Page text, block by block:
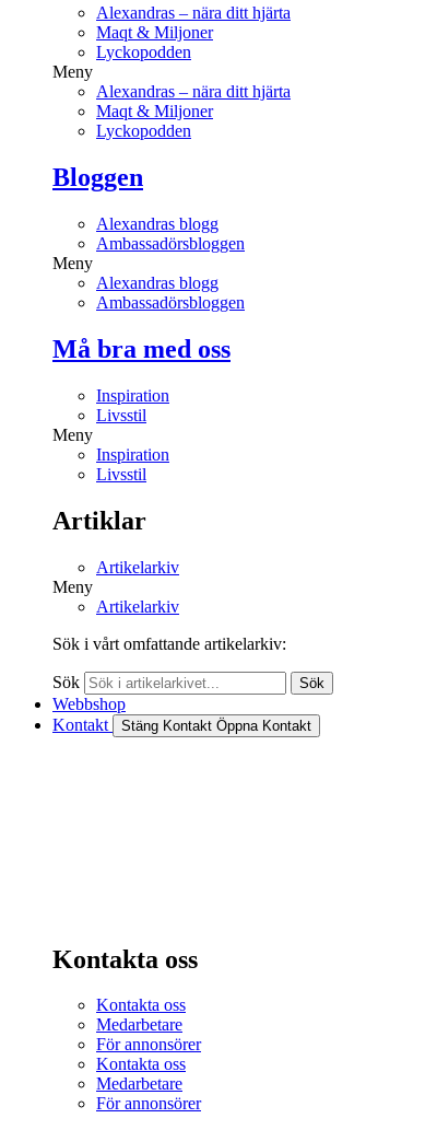
Alexandras – nära ditt hjärta
Maqt & Miljoner
Lyckopodden
Meny
Alexandras – nära ditt hjärta
Maqt & Miljoner
Lyckopodden
Bloggen
Alexandras blogg
Ambassadörsbloggen
Meny
Alexandras blogg
Ambassadörsbloggen
Må bra med oss
Inspiration
Livsstil
Meny
Inspiration
Livsstil
Artiklar
Artikelarkiv
Meny
Artikelarkiv
Sök i vårt omfattande artikelarkiv:
Sök Sök
Webbshop
Kontakt
Stäng Kontakt Öppna Kontakt
Kontakta oss
Kontakta oss
Medarbetare
För annonsörer
Kontakta oss
Medarbetare
För annonsörer